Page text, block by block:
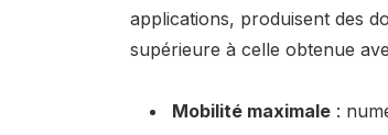
applications, produisent des
supérieure à celle obtenue
Mobilité maximale: